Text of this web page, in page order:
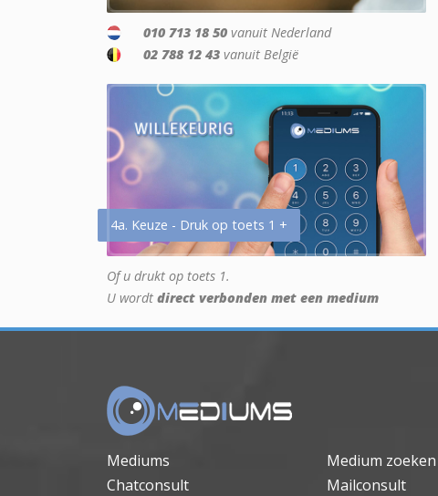
010 713 18 50 vanuit Nederland
02 788 12 43 vanuit België
4a. Keuze - Druk op toets 1 +
Of u drukt op toets 1.
U wordt direct verbonden met een medium
Mediums Medium zoeken
Chatconsult
Mailconsult